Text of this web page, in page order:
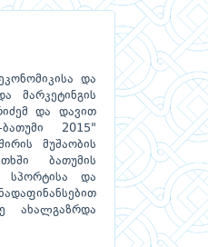
და
მარკეტინგის
და დავით
2015"
მუშაობის
ბათუმის
სპორტისა და
ახალგაზრდა